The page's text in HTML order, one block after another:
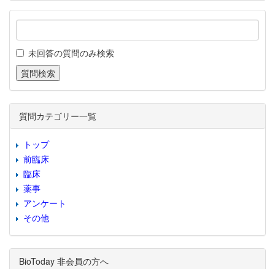
未回答の質問のみ検索
質問カテゴリー一覧
トップ
前臨床
臨床
薬事
アンケート
その他
BioToday 非会員の方へ